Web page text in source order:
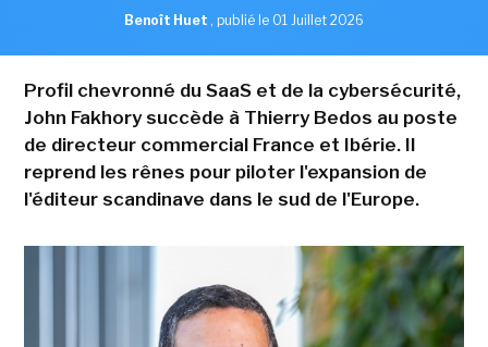
Benoît Huet , publié le 01 Juillet 2026
Profil chevronné du SaaS et de la cybersécurité,
John Fakhory succède à Thierry Bedos au poste
de directeur commercial France et Ibérie. Il
reprend les rênes pour piloter l'expansion de
l'éditeur scandinave dans le sud de l'Europe.